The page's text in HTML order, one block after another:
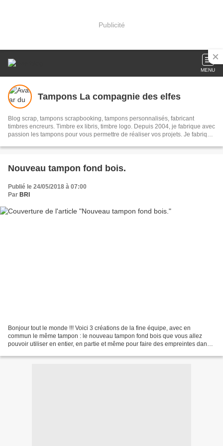
Publicité
MENU
Tampons La compagnie des elfes
Blog scrap, tampons scrapbooking, tampons personnalisés, fabricant
timbres encreurs. Timbre ex libris, timbre logo. Depuis 2004, je fabrique avec
passion les tampons pour vous permettre de réaliser vos projets. Je fabrique
vous, comme cela vous serez informé (e) de nos nouveautés et de toutes
Nouveau tampon fond bois.
Publié le 24/05/2018 à 07:00
Par BRI
Bonjour tout le monde !!! Voici 3 créations de la fine équipe, avec en
commun le même tampon : le nouveau tampon fond bois que vous allez
pouvoir utiliser en entier, en partie et même pour faire des empreintes dans